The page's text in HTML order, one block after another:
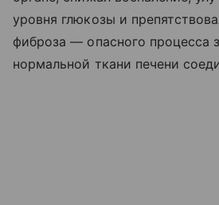
уровня глюкозы и
фиброза — опасного процесса
нормальной ткани печени